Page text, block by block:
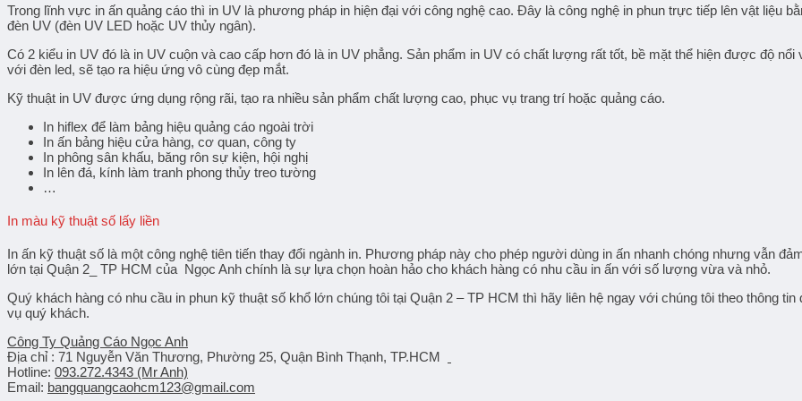
Trong lĩnh vực in ấn quảng cáo thì in UV là phương pháp in hiện đại với công nghệ cao. Đây là công nghệ in phun trực tiếp lên vật liệu
đèn UV (đèn UV LED hoặc UV thủy ngân).
Có 2 kiểu in UV đó là in UV cuộn và cao cấp hơn đó là in UV phẳng. Sản phẩm in UV có chất lượng rất tốt, bề mặt thể hiện được độ
với đèn led, sẽ tạo ra hiệu ứng vô cùng đẹp mắt.
Kỹ thuật in UV được ứng dụng rộng rãi, tạo ra nhiều sản phẩm chất lượng cao, phục vụ trang trí hoặc quảng cáo.
In hiflex để làm bảng hiệu quảng cáo ngoài trời
In ấn bảng hiệu cửa hàng, cơ quan, công ty
In phông sân khấu, băng rôn sự kiện, hội nghị
In lên đá, kính làm tranh phong thủy treo tường
…
In màu kỹ thuật số lấy liền
In ấn kỹ thuật số là một công nghệ tiên tiến thay đổi ngành in. Phương pháp này cho phép người dùng in ấn nhanh chóng nhưng vẫn
lớn tại Quận 2_ TP HCM của Ngọc Anh chính là sự lựa chọn hoàn hảo cho khách hàng có nhu cầu in ấn với số lượng vừa và nhỏ.
Quý khách hàng có nhu cầu in phun kỹ thuật số khổ lớn chúng tôi tại Quận 2 – TP HCM thì hãy liên hệ ngay với chúng tôi theo thông
vụ quý khách.
Công Ty Quảng Cáo Ngọc Anh
Địa chỉ : 71 Nguyễn Văn Thương, Phường 25, Quận Bình Thạnh, TP.HCM
Hotline: 093.272.4343 (Mr Anh)
Email: bangquangcaohcm123@gmail.com